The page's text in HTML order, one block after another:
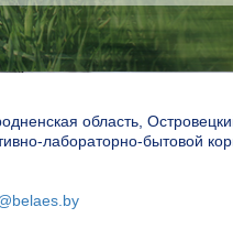
область,
лабораторно-бытовой